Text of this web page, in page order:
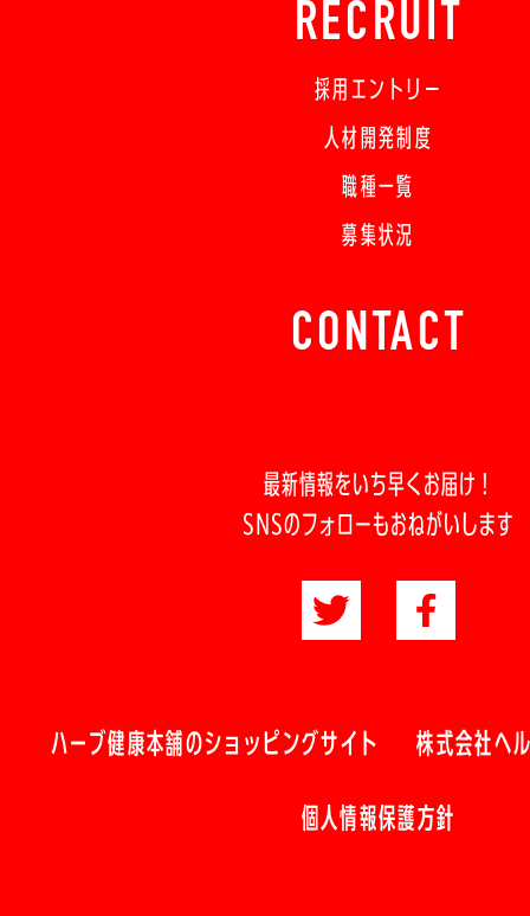
RECRUIT
採用エントリー
人材開発制度
職種一覧
募集状況
CONTACT
最新情報をいち早くお届け！
SNSのフォローもおねがいします
ハーブ健康本舗のショッピングサイト 株式会社ヘ
個人情報保護方針